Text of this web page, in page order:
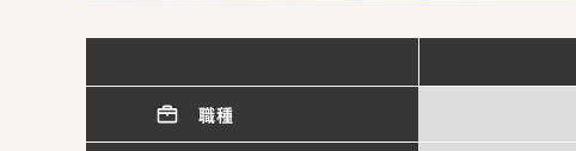
職種